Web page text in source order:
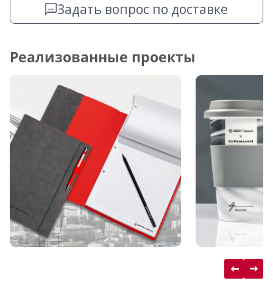
Задать вопрос по доставке
Реализованные проекты